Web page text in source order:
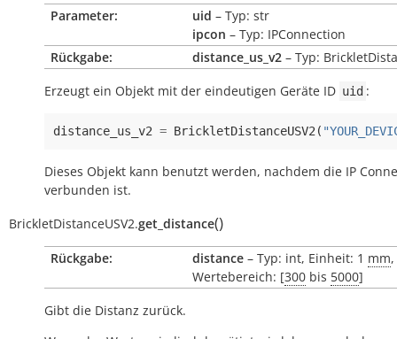
Parameter: uid – Typ: str
ipcon – Typ: IPConnection
Rückgabe:
distance_us_v2 – Typ:
Erzeugt ein Objekt mit der eindeutigen Geräte ID uid :
distance_us_v2 = BrickletDistanceUSV2 (
Dieses Objekt kann benutzt werden, nachdem die IP
verbunden ist.
BrickletDistanceUSV2.get_distance()
Rückgabe: distance – Typ: int, Einheit: 1 mm,
Wertebereich: [300 bis 5000]
Gibt die Distanz zurück.